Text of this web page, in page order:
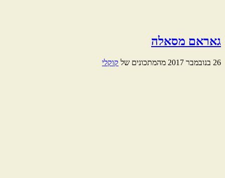
גאראם מסאלה
26 בנובמבר 2017 מהמתכונים של קוקלי